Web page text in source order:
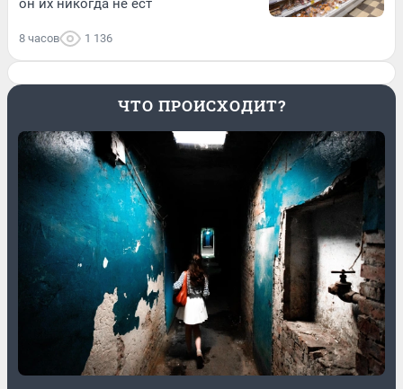
он их никогда не ест
8 часов 1 136
ЧТО ПРОИСХОДИТ?